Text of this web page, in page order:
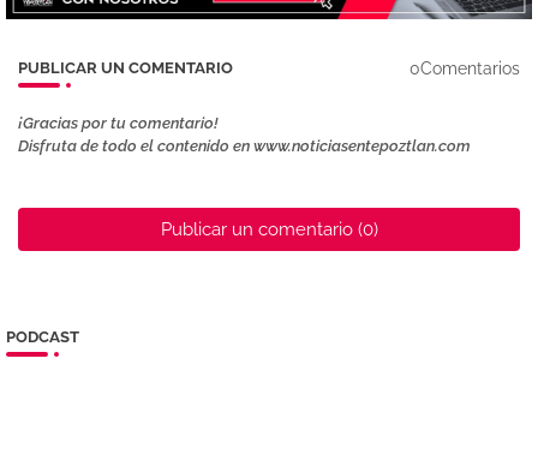
PUBLICAR UN COMENTARIO 0Comentarios
¡Gracias por tu comentario!
Disfruta de todo el contenido en www.noticiasentepoztlan.com
Publicar un comentario (0)
PODCAST